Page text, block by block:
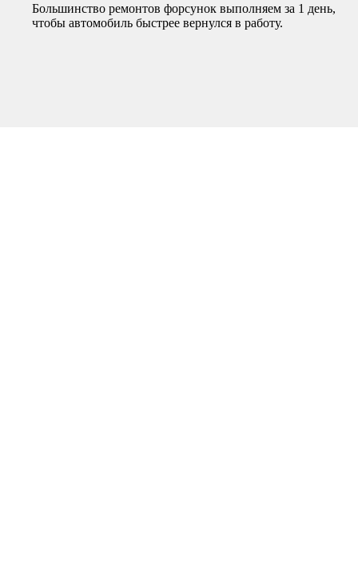
Большинство ремонтов форсунок выполняем за 1 день,
чтобы автомобиль быстрее вернулся в работу.